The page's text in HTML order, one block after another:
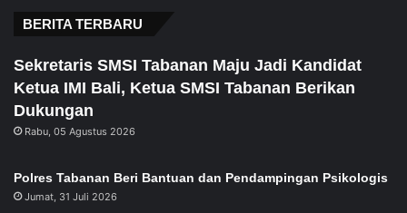
BERITA TERBARU
Sekretaris SMSI Tabanan Maju Jadi Kandidat
Ketua IMI Bali, Ketua SMSI Tabanan Berikan
Dukungan
Rabu, 05 Agustus 2026
Polres Tabanan Beri Bantuan dan Pendampingan Psikologis
Jumat, 31 Juli 2026